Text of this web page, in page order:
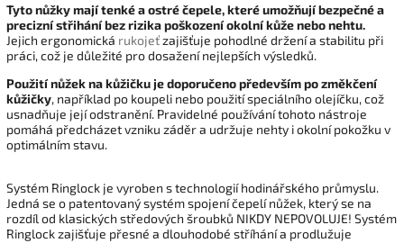
Tyto nůžky mají tenké a ostré čepele, které umožňují bezpečné a
precizní střihání bez rizika poškození okolní kůže nebo nehtu.
Jejich ergonomická rukojeťzajišťuje pohodlné držení a stabilitu při
práci, což je důležité pro dosažení nejlepších výsledků.
Použití nůžek na kůžičku je doporučeno především po změkčení
kůžičky, například po koupeli nebo použití speciálního olejíčku, což
usnadňuje její odstranění. Pravidelné používání tohoto nástroje
pomáhá předcházet vzniku záděr a udržuje nehty i okolní pokožku v
optimálním stavu.
Systém Ringlock je vyroben s technologií hodinářského průmyslu.
Jedná se o patentovaný systém spojení čepelí nůžek, který se na
rozdíl od klasických středových šroubků NIKDY NEPOVOLUJE! Systém
Ringlock zajišťuje přesné a dlouhodobé stříhání a prodlužuje